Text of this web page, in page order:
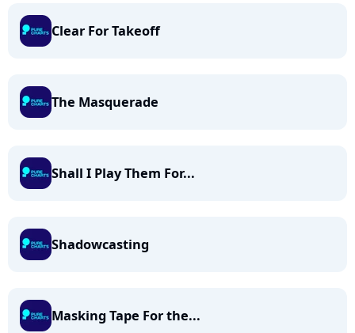
Clear For Takeoff
The Masquerade
Shall I Play Them For...
Shadowcasting
Masking Tape For the...